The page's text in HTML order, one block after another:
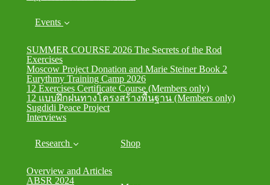
Events
SUMMER COURSE 2026 The Secrets of the Rod
Exercises
Moscow Project Donation and Marie Steiner Book 2
Eurythmy Training Camp 2026
12 Exercises Certificate Course (Members only)
12 แบบฝึกฝนทางโครงสร้างพื้นฐาน (Members only)
Sugdidi Peace Project
Interviews
Research
Overview and Articles
ABSR 2024
Shop